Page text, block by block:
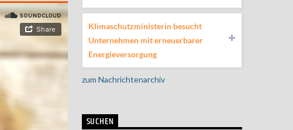
Klimaschutzministerin besucht
Unternehmen mit erneuerbarer
Energieversorgung
zum Nachrichtenarchiv
SUCHEN